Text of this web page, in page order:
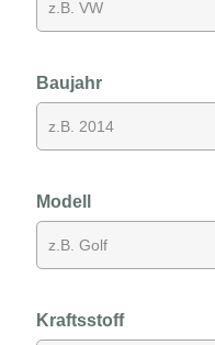
Baujahr
Modell
Kraftsstoff